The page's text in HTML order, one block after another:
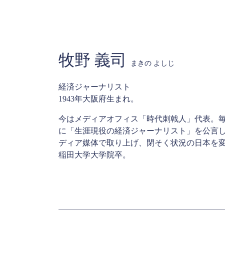
牧野 義司 まきの よしじ
経済ジャーナリスト
1943年大阪府生まれ。
今はメディアオフィス「時代刺戟人」代表。
に「生涯現役の経済ジャーナリスト」を公言
ディア媒体で取り上げ、閉そく状況の日本を
稲田大学大学院卒。